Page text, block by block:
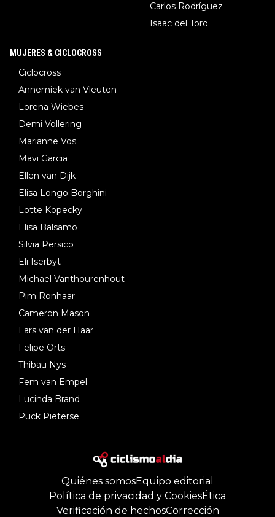
Carlos Rodríguez
Isaac del Toro
MUJERES & CICLOCROSS
Ciclocross
Annemiek van Vleuten
Lorena Wiebes
Demi Vollering
Marianne Vos
Mavi Garcia
Ellen van Dijk
Elisa Longo Borghini
Lotte Kopecky
Elisa Balsamo
Silvia Persico
Eli Iserbyt
Michael Vanthourenhout
Pim Ronhaar
Cameron Mason
Lars van der Haar
Felipe Orts
Thibau Nys
Fem van Empel
Lucinda Brand
Puck Pieterse
Quiénes somosEquipo editorial
Política de privacidad y CookiesÉtica
Verificación de hechosCorrección